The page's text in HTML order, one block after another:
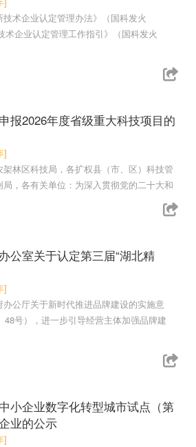
术企业认定管理办法》（国科发火
术企业认定管理工作指引》（国科发火
报2026年度省级重大科技项目的
]
林区科技局，各扩权县（市、区）科技管
，各有关单位：为深入贯彻党的二十大和
公室关于认定第三届“湖北精
]
公厅关于新时代推进品牌建设的实施意
48号），进一步引导经营主体加强品牌建
小企业数字化转型城市试点（第
业的公示
]